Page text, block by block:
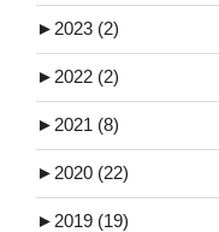
► 2023 (2)
► 2022 (2)
► 2021 (8)
► 2020 (22)
► 2019 (19)